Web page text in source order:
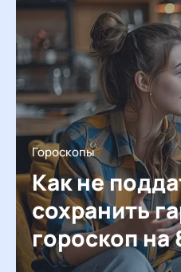
Гороскопы
Как не
сохранить
гороскоп на